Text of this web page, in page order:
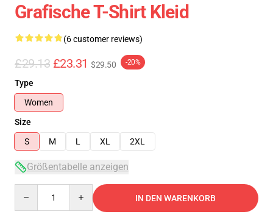
Grafische T-Shirt Kleid
(6 customer reviews)
£29.13 £23.31 $29.50 -20%
Type
Women
Size
S
M L XL 2XL
Größentabelle anzeigen
IN DEN WARENKORB